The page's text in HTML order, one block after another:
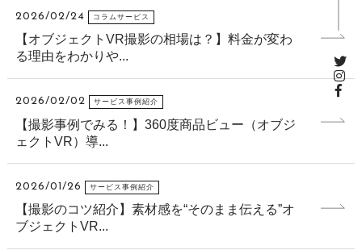
2026/02/24 コラムサービス
【オブジェクトVR撮影の相場は？】料金が変わ
る理由をわかりや...
2026/02/02 サービス事例紹介
【撮影事例でみる！】360度商品ビュー（オブジ
ェクトVR）導...
2026/01/26 サービス事例紹介
【撮影のコツ紹介】素材感を“そのまま伝える”オ
ブジェクトVR...